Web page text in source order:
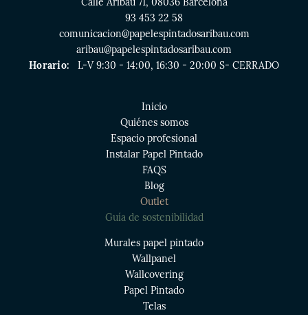
93 453 22 58
comunicacion@papelespintadosaribau.com
aribau@papelespintadosaribau.com
Horario:
L-V 9:30 - 14:00, 16:30 - 20:00 S- CERRADO
Inicio
Quiénes somos
Espacio profesional
Instalar Papel Pintado
FAQS
Blog
Outlet
Guía de sostenibilidad
Murales papel pintado
Wallpanel
Wallcovering
Papel Pintado
Telas